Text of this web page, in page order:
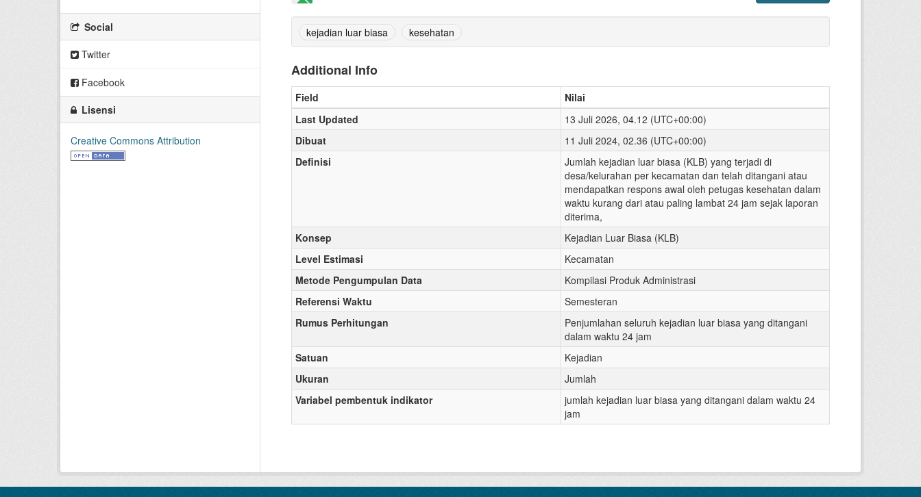
Social
Twitter
Facebook
Lisensi
Creative Commons Attribution
kejadian luar biasa kesehatan
Additional Info
Field
Nilai
Last Updated
13 Juli 2026, 04.12 (UTC+00:00)
Dibuat
11 Juli 2024, 02.36 (UTC+00:00)
Definisi
Jumlah kejadian luar biasa (KLB) yang terjadi di
desa/kelurahan per kecamatan dan telah ditangani atau
mendapatkan respons awal oleh petugas kesehatan dalam
waktu kurang dari atau paling lambat 24 jam sejak laporan
diterima,
Konsep
Kejadian Luar Biasa (KLB)
Level Estimasi
Kecamatan
Metode Pengumpulan Data
Kompilasi Produk Administrasi
Referensi Waktu
Semesteran
Rumus Perhitungan
Penjumlahan seluruh kejadian luar biasa yang ditangani
dalam waktu 24 jam
Satuan
Kejadian
Ukuran
Jumlah
Variabel pembentuk indikator
jumlah kejadian luar biasa yang ditangani dalam waktu 24
jam